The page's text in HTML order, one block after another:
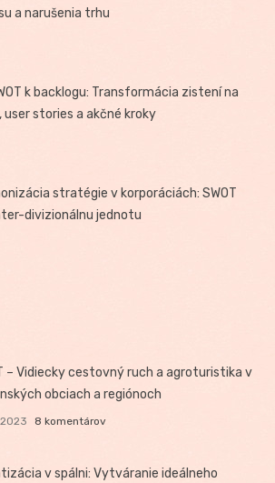
a narušenia trhu
k backlogu: Transformácia zistení na
user stories a akčné kroky
stratégie v korporáciách: SWOT
divizionálnu jednotu
– Vidiecky cestovný ruch a agroturistika v
obciach a regiónoch
8 komentárov
v spálni: Vytváranie ideálneho